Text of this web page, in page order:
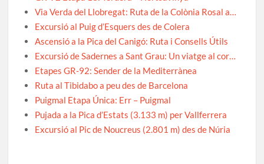
Via Verda del Llobregat: Ruta de la Colònia Rosal a…
Excursió al Puig d’Esquers des de Colera
Ascensió a la Pica del Canigó: Ruta i Consells Útils
Excursió de Sadernes a Sant Grau: Un viatge al cor…
Etapes GR-92: Sender de la Mediterrànea
Ruta al Tibidabo a peu des de Barcelona
Puigmal Etapa Única: Err – Puigmal
Pujada a la Pica d’Estats (3.133 m) per Vallferrera
Excursió al Pic de Noucreus (2.801 m) des de Núria